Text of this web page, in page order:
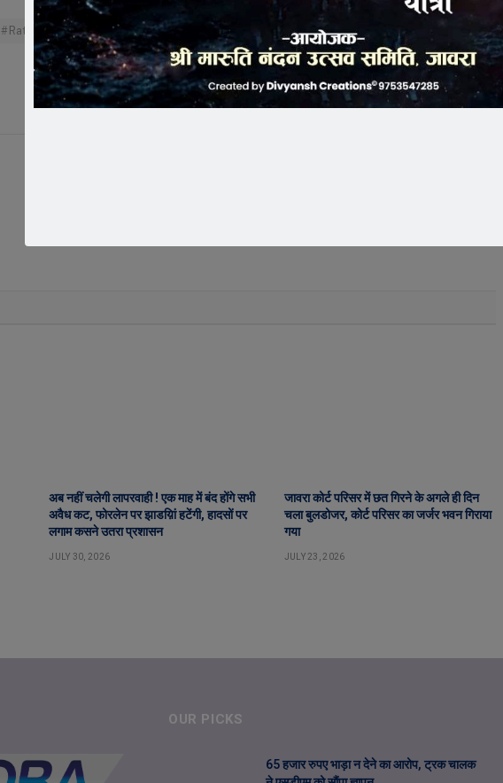
#Ratlamnewstosay
Facebook Twitter Pinterest LinkedIn Tumblr Telegram Email
अब नहीं चलेगी लापरवाही ! एक माह में बंद होंगे सभी
अवैध कट, फोरलेन पर झाडय़िां हटेंगी, हादसों पर
लगाम कसने उतरा प्रशासन
JULY 30, 2026
जावरा कोर्ट परिसर में छत गिरने के अगले ही दिन
चला बुलडोजर, कोर्ट परिसर का जर्जर भवन गिराया
गया
JULY 23, 2026
OUR PICKS
65 हजार रुपए भाड़ा न देने का आरोप, ट्रक चालक